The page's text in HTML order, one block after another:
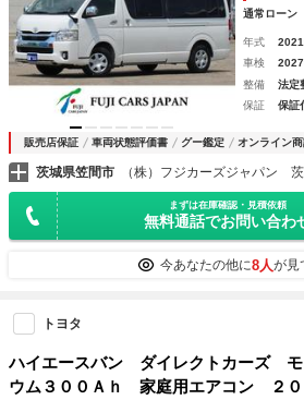
通常ローン
年式
車検
2027
整備
法定
保証
保証
販売店保証 車両状態評価書 グー鑑定 オンライン
茨城県笠間市 （株）フジカーズジャパン
まずは在庫確認・見積依頼
無料通話でお問い合わ
今あなたの他に8人が見
トヨタ
ハイエースバン ダイレクトカーズ
ウム３００Ａｈ 家庭用エアコン ２